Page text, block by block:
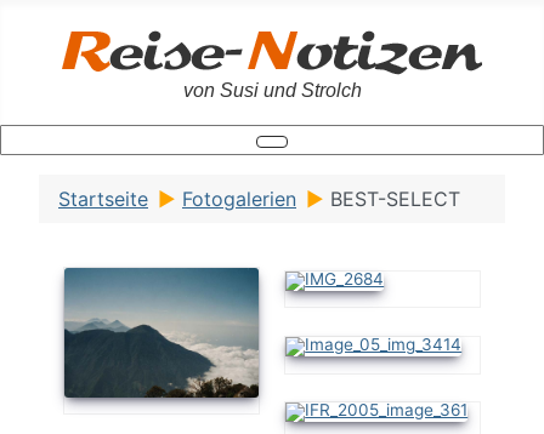
von Susi und Strolch
Startseite Fotogalerien BEST-SELECT